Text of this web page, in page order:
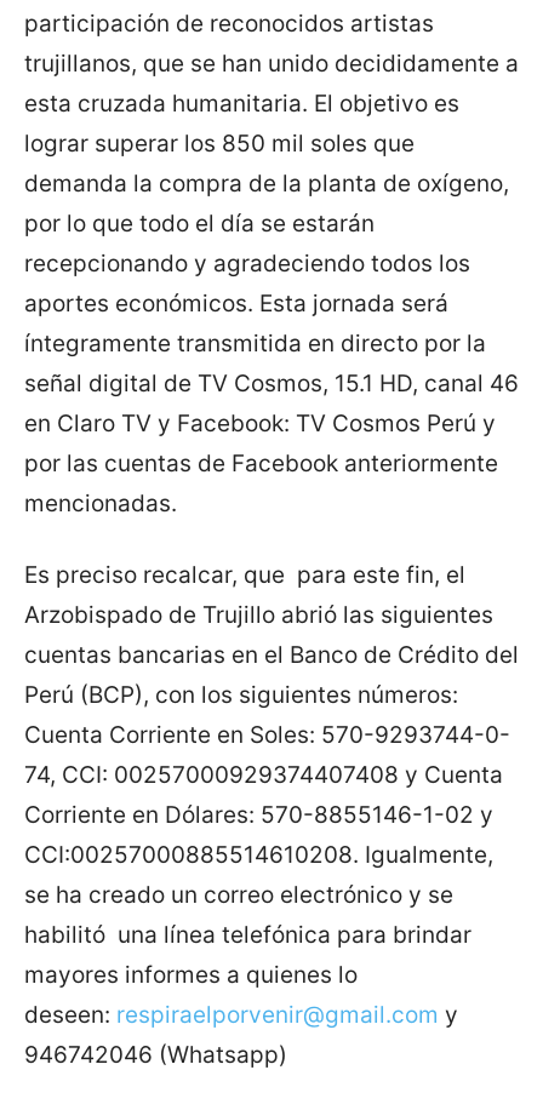
participación de reconocidos artistas
trujillanos, que se han unido decididamente a
esta cruzada humanitaria. El objetivo es
lograr superar los 850 mil soles que
demanda la compra de la planta de oxígeno,
por lo que todo el día se estarán
recepcionando y agradeciendo todos los
aportes económicos. Esta jornada será
íntegramente transmitida en directo por la
señal digital de TV Cosmos, 15.1 HD, canal 46
en Claro TV y Facebook: TV Cosmos Perú y
por las cuentas de Facebook anteriormente
mencionadas.
Es preciso recalcar, que para este fin, el
Arzobispado de Trujillo abrió las siguientes
cuentas bancarias en el Banco de Crédito del
Perú (BCP), con los siguientes números:
Cuenta Corriente en Soles: 570-9293744-0-
74, CCI: 00257000929374407408 y Cuenta
Corriente en Dólares: 570-8855146-1-02 y
CCI:00257000885514610208. Igualmente,
se ha creado un correo electrónico y se
habilitó una línea telefónica para brindar
mayores informes a quienes lo
deseen: respiraelporvenir@gmail.com y
946742046 (Whatsapp)